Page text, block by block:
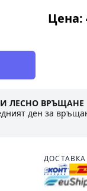
Цена:
ЛЕСНО ВРЪЩАНЕ
ден за